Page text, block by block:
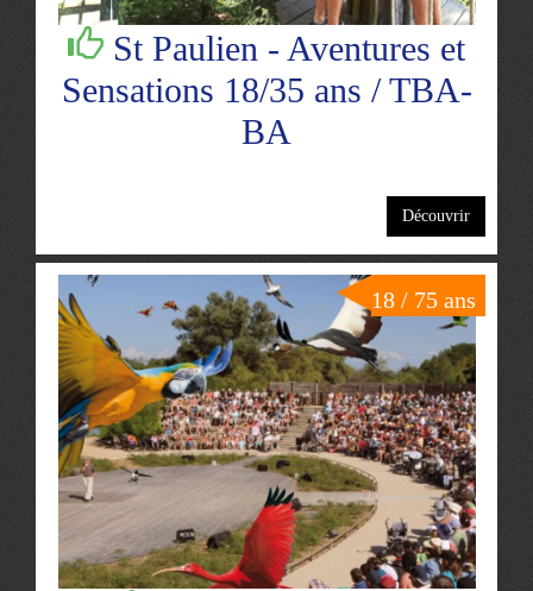
St Paulien - Aventures et
Sensations 18/35 ans / TBA-
BA
Découvrir
18 / 75 ans